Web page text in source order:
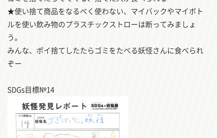
★使い捨て商品をなるべく使わない、マイバックやマイボト
ルを使い飲み物のプラスチックストローは断ってみましょ
う。
みんな、ポイ捨てしたたらゴミをたべる妖怪さんに食べられ
ぞー
SDGs目標№14